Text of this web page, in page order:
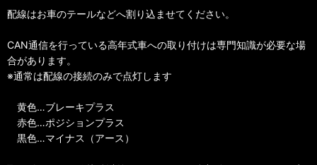
配線はお車のテールなどへ割り込ませてください。
CAN通信を行っている高年式車への取り付けは専門知識が必要な場
合があります。
※通常は配線の接続のみで点灯します
黄色…ブレーキプラス
赤色…ポジションプラス
黒色…マイナス（アース）